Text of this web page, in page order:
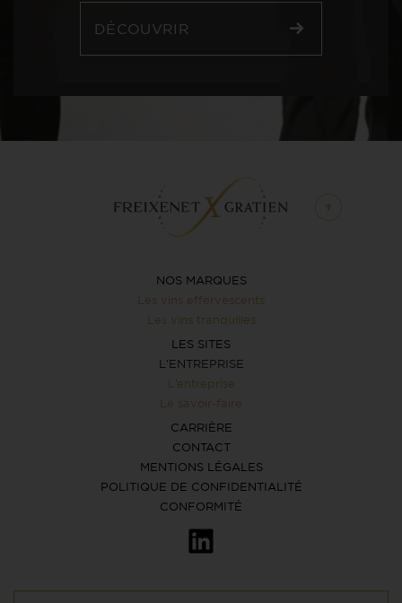
DÉCOUVRIR
NOS MARQUES
Les vins effervescents
Les vins tranquilles
LES SITES
L'ENTREPRISE
L’entreprise
Le savoir-faire
CARRIÈRE
CONTACT
MENTIONS LÉGALES
POLITIQUE DE CONFIDENTIALITÉ
CONFORMITÉ